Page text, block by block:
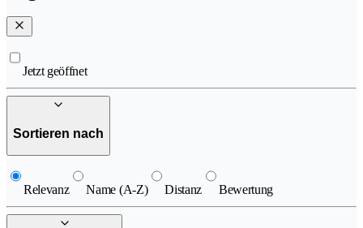
Jetzt geöffnet
Sortieren nach
Relevanz Name (A-Z) Distanz Bewertung